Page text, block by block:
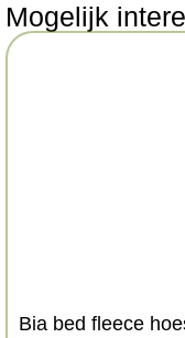
Mogelijk
Bia bed fleece